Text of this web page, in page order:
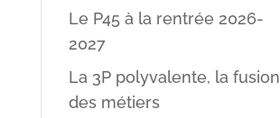
Le P45 à la rentrée 2026-
2027
La 3P polyvalente, la fusion
des métiers